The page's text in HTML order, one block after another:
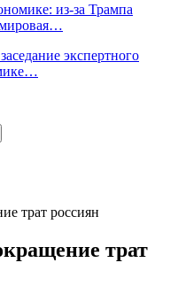
из-за Трампа
мировая…
экспертного
трат россиян
трат